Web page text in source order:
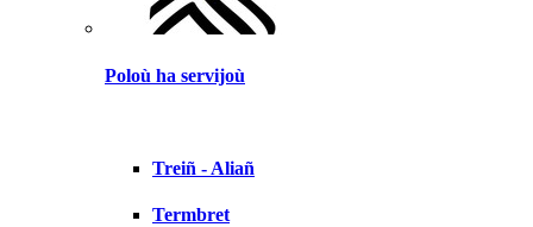
Poloù ha servijoù
Treiñ - Aliañ
Termbret